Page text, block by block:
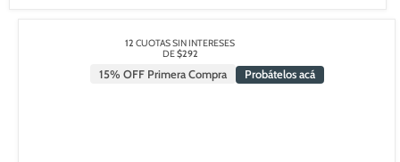
12 CUOTAS SIN INTERESES
DE$292
15% OFF Primera Compra Probátelos acá